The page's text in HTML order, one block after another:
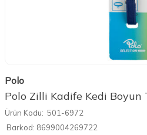
Polo
Polo Zilli Kadife Kedi Boyun
Ürün Kodu: 501-6972
Barkod: 8699004269722